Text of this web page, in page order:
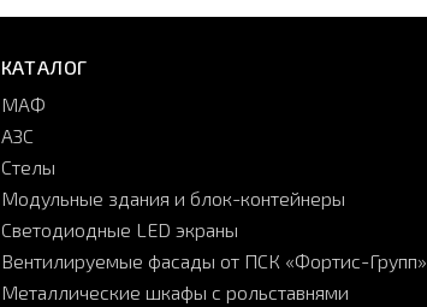
КАТАЛОГ
МАФ
АЗС
Стелы
Модульные здания и блок-контейнеры
Светодиодные LED экраны
Вентилируемые фасады от ПСК «Фортис-Групп»
Металлические шкафы с рольставнями